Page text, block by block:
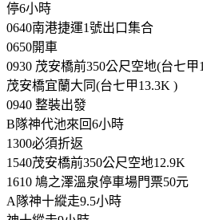
停6小時
0640南港捷運1號出口集合
0650開車
0930 茂安橋前350公尺空地(台七甲
茂安橋宜蘭大同(台七甲13.3K )
0940 整裝出發
B隊神代池來回6小時
1300必須折返
1540茂安橋前350公尺空地12.9K
1610 鳩之澤溫泉停車場門票50元
A隊神十縱走9.5小時